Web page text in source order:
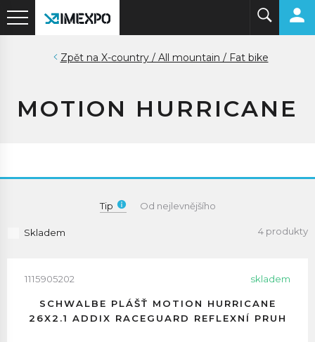
X-country / All mountain / Fat bike
MOTION HURRICANE
Tip Od nejlevnějšího
Skladem 4 produkty
1115905202 skladem
SCHWALBE PLÁŠŤ MOTION HURRICANE
26X2.1 ADDIX RACEGUARD REFLEXNÍ PRUH